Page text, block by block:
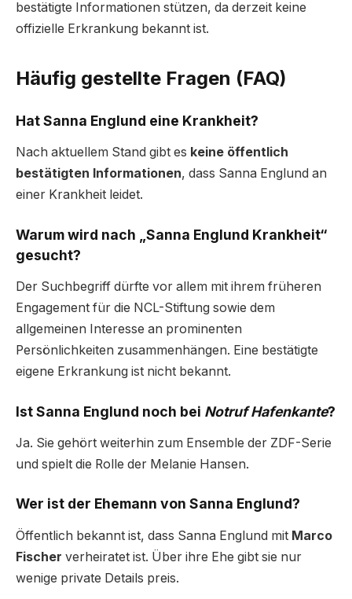
bestätigte Informationen stützen, da derzeit keine
offizielle Erkrankung bekannt ist.
Häufig gestellte Fragen (FAQ)
Hat Sanna Englund eine Krankheit?
Nach aktuellem Stand gibt es keine öffentlich
bestätigten Informationen, dass Sanna Englund an
einer Krankheit leidet.
Warum wird nach „Sanna Englund Krankheit“
gesucht?
Der Suchbegriff dürfte vor allem mit ihrem früheren
Engagement für die NCL-Stiftung sowie dem
allgemeinen Interesse an prominenten
Persönlichkeiten zusammenhängen. Eine bestätigte
eigene Erkrankung ist nicht bekannt.
Ist Sanna Englund noch bei Notruf Hafenkante?
Ja. Sie gehört weiterhin zum Ensemble der ZDF-Serie
und spielt die Rolle der Melanie Hansen.
Wer ist der Ehemann von Sanna Englund?
Öffentlich bekannt ist, dass Sanna Englund mit Marco
Fischer verheiratet ist. Über ihre Ehe gibt sie nur
wenige private Details preis.